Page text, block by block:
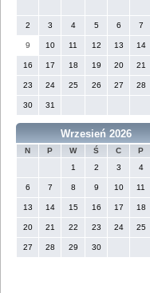
2 3 4 5 6 7
9 10 11 12 13 14
16 17 18 19 20 21
23 24 25 26 27 28
30 31
Wrzesień 2026
N P W Ś C P
1
2 3 4
6 7 8 9 10 11
13 14 15 16 17 18
20 21 22 23 24 25
27 28 29 30